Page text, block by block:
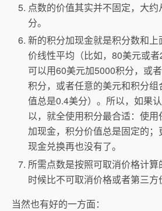
点数的价值其实并不固定，大
分。
新的积分加现金就是积分数和
价线性平均（比如，80美元或
可以用60美元加5000积分，或
积分，或者任意的美元和积分
值总是0.4美分）。所以，如果
以，就全使用积分最合适：使
加现金，积分价值总是固定的；
现金兑换再也没有了。
所需点数是按照可取消价格计
时候比不可取消价格或者第三方
当然也有好的一方面：